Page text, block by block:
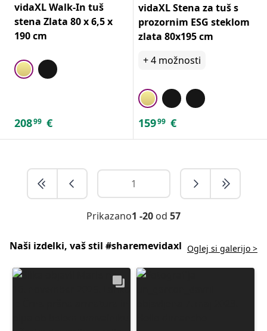
vidaXL Walk-In tuš
stena Zlata 80 x 6,5 x
190 cm
20899 €
vidaXL Stena za tuš s
prozornim ESG steklom
zlata 80x195 cm
+4 možnosti
15999 €
Prikazano1 -20 od 57
Naši izdelki, vaš stil #sharemevidaxl Oglej si galerijo >